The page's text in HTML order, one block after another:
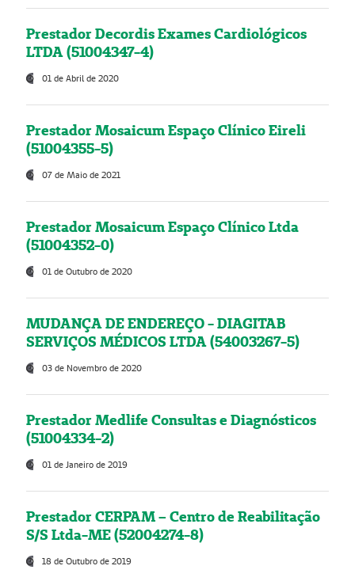
Prestador Decordis Exames Cardiológicos
LTDA (51004347-4)
01 de Abril de 2020
Prestador Mosaicum Espaço Clínico Eireli
(51004355-5)
07 de Maio de 2021
Prestador Mosaicum Espaço Clínico Ltda
(51004352-0)
01 de Outubro de 2020
MUDANÇA DE ENDEREÇO - DIAGITAB
SERVIÇOS MÉDICOS LTDA (54003267-5)
03 de Novembro de 2020
Prestador Medlife Consultas e Diagnósticos
(51004334-2)
01 de Janeiro de 2019
Prestador CERPAM – Centro de Reabilitação
S/S Ltda-ME (52004274-8)
18 de Outubro de 2019